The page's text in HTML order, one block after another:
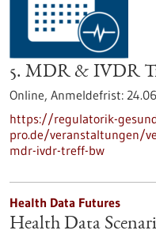
5. MDR & IVDR
Online, Anmeldefrist:
https://regulatorik-
pro.de/veranstaltungen/
mdr-ivdr-treff-bw
Health Data Futures
Health Data